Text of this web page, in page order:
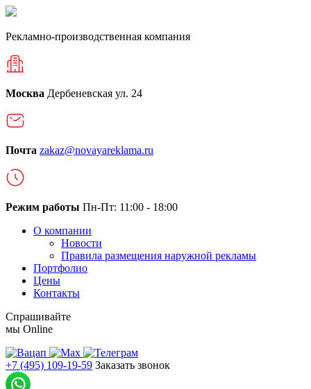
Рекламно-производственная компания
Москва Дербеневская ул. 24
Почта zakaz@novayareklama.ru
Режим работы Пн-Пт: 11:00 - 18:00
О компании
Новости
Правила размещения наружной рекламы
Портфолио
Цены
Контакты
Спрашивайте
мы Online
+7 (495) 109-19-59 Заказать звонок